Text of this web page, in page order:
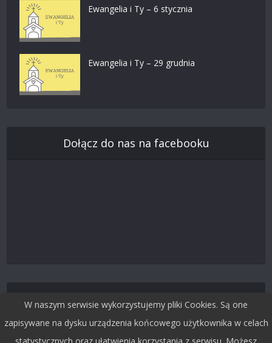
Ewangelia i Ty – 6 stycznia
Ewangelia i Ty – 29 grudnia
Dołącz do nas na facebooku
Śledź nas na Twitterze
W naszym serwisie wykorzystujemy pliki Cookies. Są one
zapisywane na dysku urządzenia końcowego użytkownika w celach